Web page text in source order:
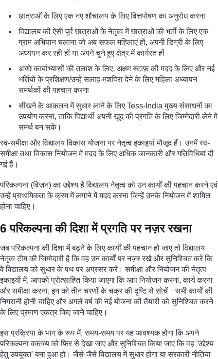
छात्राओं के लिए एक नए शौचालय के लिए वित्तपोषण का अनुरोध करना
विद्यालय की ऐसी पूर्व छात्राओं के नेतृत्व में छात्राओं की भर्ती के लिए एक
ग्राम अभियान चलाना जो अब सफल महिलाएं हों, अपनी डिग्री के लिए
अध्ययन कर रही हों या अपने चुने हुए क्षेत्र में कार्यरत हों
अच्छे कार्याभ्यासों की तलाश के लिए, अक्षम स्टाफ़ की मदद के लिए और नई
भर्तियों के प्रशिक्षण/उन्हें सलाह-मशविरा देने के लिए महिला अध्यापन
समर्थकों की पहचान करना
सीखने के आकलन में सुधार लाने के लिए Tess-India मुख्य संसाधनों का
उपयोग करना, ताकि विद्यार्थी अपनी खुद की प्रगति के लिए जिम्मेदारी लेने में
समर्थ बन सकें।
स्व-समीक्षा और विद्यालय विकास योजना पर नेतृत्व इकाइयां मौजूद हैं। उनमें स्व-
समीक्षा तथा विकास नियोजन में मदद के लिए अधिक जानकारी और गतिविधियां दी
गई हैं।
परिकल्पना (विज़न) का उद्देश्य है विद्यालय नेतृत्व को उन कार्यों की पहचान करने एवं
उन्हें प्राथमिकता के क्रम में लगाने में मदद करना जिन्हें उनके नियोजन में शामिल
होना चाहिए।
6 परिकल्पना की दिशा में प्रगति पर नज़र रखना
जब परिकल्पना की दिशा में बढ़ने के लिए कार्यों की पहचान हो जाए तो विद्यालय
नेतृत्व टीम की जिम्मेदारी है कि वह उन कार्यों पर नज़र रखे और सुनिश्चित करे कि
वे विद्यालय को सुधार के पथ पर अग्रसर करें। समीक्षा और नियोजन की नेतृत्व
इकाइयों में, आपको प्रोत्साहित किया जाएगा कि आप नियोजन करना, कार्य करना
और समीक्षा करना, इन को तीन चरणों के चक्र की दृष्टि से सोचें। सभी कार्यों की
निगरानी होनी चाहिए और अगले वर्ष की नई योजना की तैयारी को सुनिश्चित करने
के लिए प्रमाण एकत्र किए जाने चाहिए।
इस प्रक्रिया के भाग के रूप में, समय-समय पर यह आवश्यक होगा कि अपने
परिकल्पना वक्तव्य को फिर से देखा जाए और सुनिश्चित किया जाए कि वह ‘उद्देश्य
हेतु उपयुक्त’ बना हुआ हो। जैसे-जैसे विद्यालय में सुधार होगा या सरकारी नीतियां